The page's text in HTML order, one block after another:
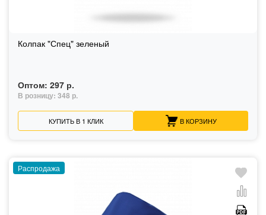
Колпак "Спец" зеленый
Оптом: 297 р.
В розницу: 348 р.
КУПИТЬ В 1 КЛИК В КОРЗИНУ
Распродажа